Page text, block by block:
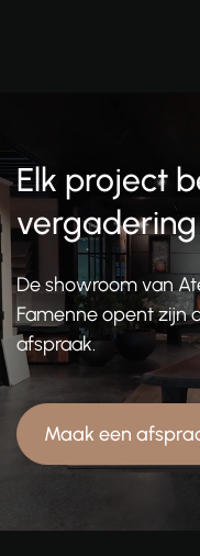
Elk project
vergadering
De showroom van
Famenne opent zijn
afspraak.
Maak een